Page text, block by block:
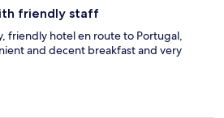
friendly staff
friendly hotel en route to Portugal,
and decent breakfast and very